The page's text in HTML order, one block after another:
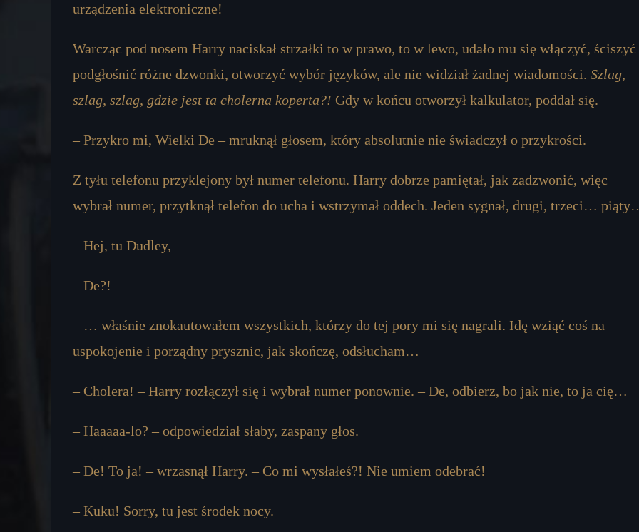
urządzenia elektroniczne!
Warcząc pod nosem Harry naciskał strzałki to w prawo, to w lewo, udało mu się włączyć,
podgłośnić różne dzwonki, otworzyć wybór języków, ale nie widział żadnej wiadomości. Szlag,
szlag, szlag, gdzie jest ta cholerna koperta?! Gdy w końcu otworzył kalkulator, poddał się.
– Przykro mi, Wielki De – mruknął głosem, który absolutnie nie świadczył o przykrości.
Z tyłu telefonu przyklejony był numer telefonu. Harry dobrze pamiętał, jak zadzwonić, więc
wybrał numer, przytknął telefon do ucha i wstrzymał oddech. Jeden sygnał, drugi, trzeci…
– Hej, tu Dudley,
– De?!
– … właśnie znokautowałem wszystkich, którzy do tej pory mi się nagrali. Idę wziąć coś na
uspokojenie i porządny prysznic, jak skończę, odsłucham…
– Cholera! – Harry rozłączył się i wybrał numer ponownie. – De, odbierz, bo jak nie, to ja cię…
– Haaaaa-lo? – odpowiedział słaby, zaspany głos.
– De! To ja! – wrzasnął Harry. – Co mi wysłałeś?! Nie umiem odebrać!
– Kuku! Sorry, tu jest środek nocy.